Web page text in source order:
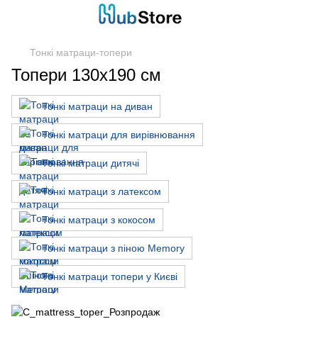
Тонкі матраци-топери
Топери 130х190 см
Тонкі матраци на диван
Тонкі матраци для вирівнювання
Тонкі матраци дитячі
Тонкі матраци з латексом
Тонкі матраци з кокосом
Тонкі матраци з піною Memory
Тонкі матраци топери у Києві